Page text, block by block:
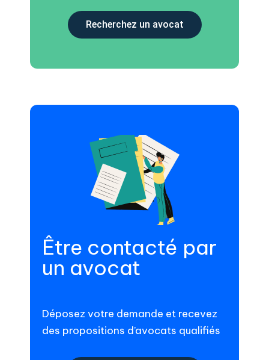
Recherchez un avocat
Être contacté par
un avocat
Déposez votre demande et recevez
des propositions d’avocats qualifiés